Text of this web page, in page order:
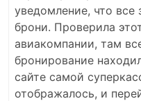
уведомление, что
брони. Проверила
авиакомпании, там
бронирование
сайте самой
отображалось, и